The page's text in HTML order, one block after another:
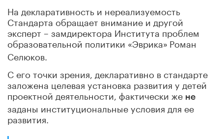
На декларативность и нереализуемость
Стандарта обращает внимание и другой
эксперт – замдиректора Института проблем
образовательной политики «Эврика» Роман
Селюков.
С его точки зрения, декларативно в стандарте
заложена целевая установка развития у детей
проектной деятельности, фактически же не
заданы институциональные условия для ее
развития.